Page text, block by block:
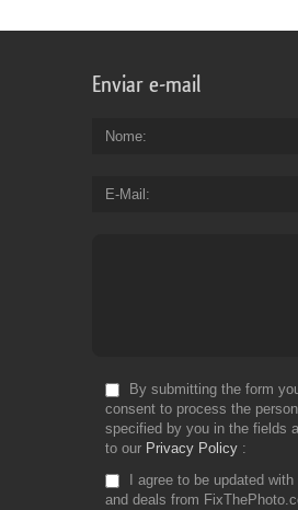
Enviar e-mail
Nome
E-Mail
By submitting the form
consent to process the
specified by you in the fields
to our Privacy Policy
I agree to be updated
and deals from